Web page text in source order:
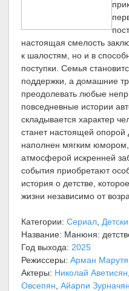
настоящая смелость
к шалостям, но и в
поступки. Семья
поддержки, а домашние
преодолевать любые
повседневные истории
складывается характер
станет настоящей опорой
наполнен мягким
атмосферой искренней
события приобретают
история о детстве,
жизни независимо от
Категории: Сериал
Название: Манюня:
Год выхода: 2025
Режиссеры: Арман
Актеры: Николай Аветисян
Овсепян Айарпи Зурначян